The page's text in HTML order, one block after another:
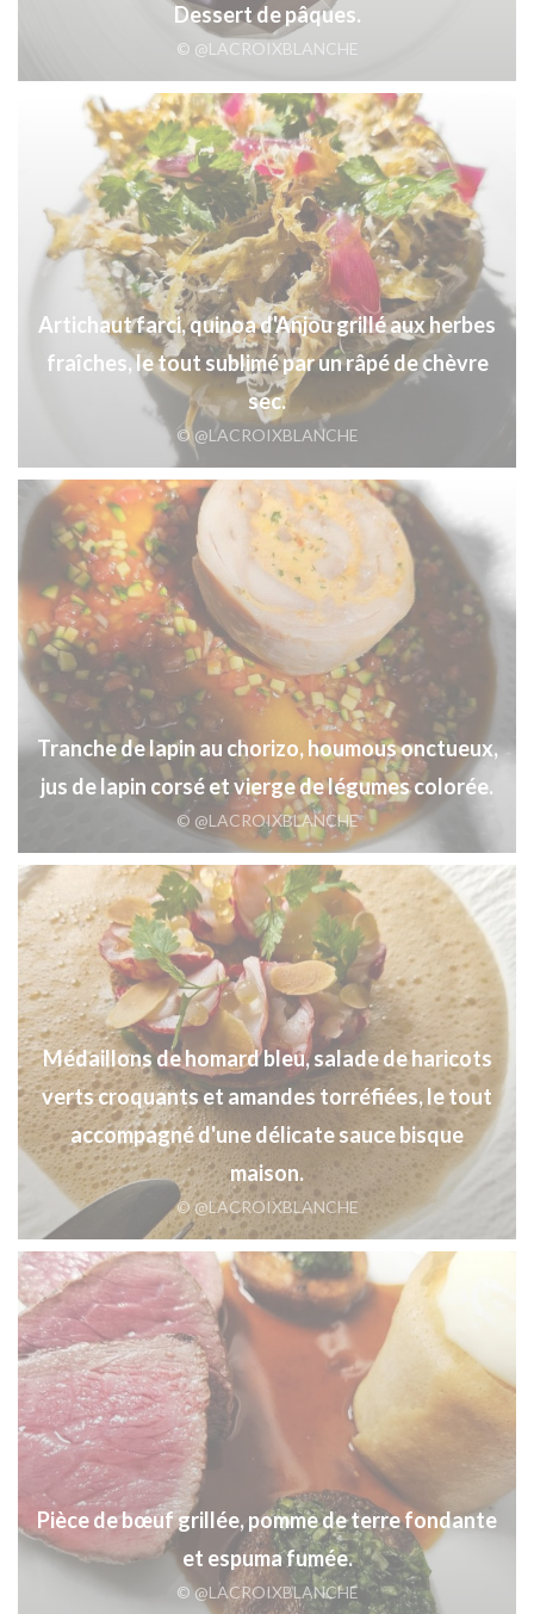
Dessert de pâques.
© @LACROIXBLANCHE
Artichaut farci, quinoa d'Anjou grillé aux herbes
fraîches, le tout sublimé par un râpé de chèvre
sec.
© @LACROIXBLANCHE
Tranche de lapin au chorizo, houmous onctueux,
jus de lapin corsé et vierge de légumes colorée.
© @LACROIXBLANCHE
Médaillons de homard bleu, salade de haricots
verts croquants et amandes torréfiées, le tout
accompagné d'une délicate sauce bisque
maison.
© @LACROIXBLANCHE
Pièce de bœuf grillée, pomme de terre fondante
et espuma fumée.
© @LACROIXBLANCHE